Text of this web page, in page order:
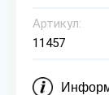
Артикул:
11457